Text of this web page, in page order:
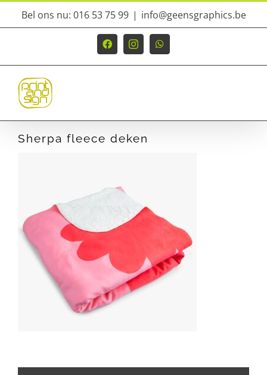
Ga
inhoud
Bel ons nu: 016 53 75 99 | info@geensgraphics.be
FacebookInstagramWhatsApp
Sherpa fleece deken